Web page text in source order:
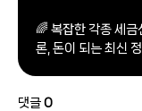
🌈 복잡한 각종 세금
론, 돈이 되는 최신
댓글0